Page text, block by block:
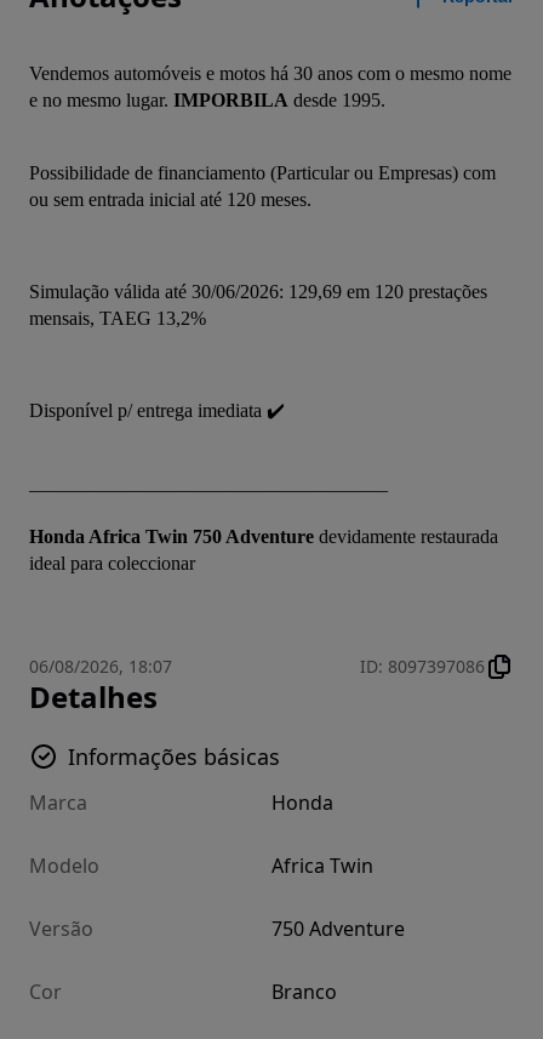
Vendemos automóveis e motos há 30 anos com o mesmo nome
e no mesmo lugar. IMPORBILA desde 1995.
Possibilidade de financiamento (Particular ou Empresas) com
ou sem entrada inicial até 120 meses.
Simulação válida até 30/06/2026: 129,69 em 120 prestações
mensais, TAEG 13,2%
Disponível p/ entrega imediata ✔️
Honda Africa Twin 750 Adventure devidamente restaurada
ideal para coleccionar
06/08/2026, 18:07 ID: 8097397086
Detalhes
Informações básicas
Marca Honda
Modelo Africa Twin
Versão 750 Adventure
Cor Branco